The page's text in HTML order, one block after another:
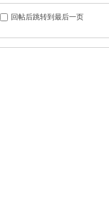
回帖后跳转到最后一页